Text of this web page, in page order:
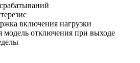
включения нагрузки
модель отключения при выходе